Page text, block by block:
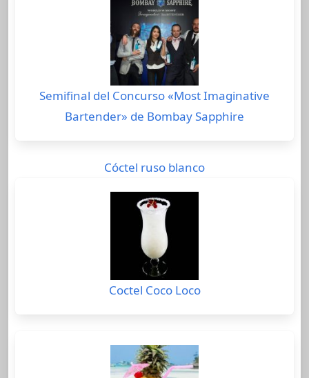
Semifinal del Concurso «Most Imaginative
Bartender» de Bombay Sapphire
Cóctel ruso blanco
Coctel Coco Loco